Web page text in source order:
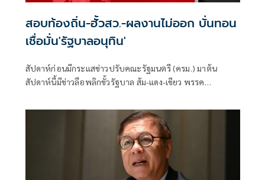
สอบท้องถิ่น-ฮั้วสว.-ผลงานไม่ออก บั่นทอน
เชื่อมั่น'รัฐบาลอนุทิน'
สัปดาห์ก่อนมีกระแสข่าวปรับคณะรัฐมนตรี (ครม.) มาต้น
สัปดาห์นี้มีข่าวลือพลิกขั้วรัฐบาล ส้ม-แดง-เขียว พรรค